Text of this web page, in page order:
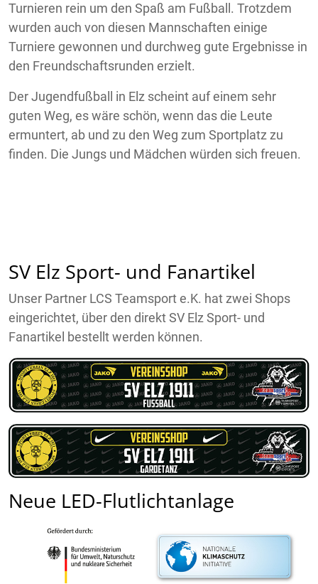
Turnieren rein um den Spaß am Fußball. Trotzdem
wurden auch von diesen Mannschaften einige
Turniere gewonnen und durchweg gute Ergebnisse in
den Freundschaftsrunden erzielt.
Der Jugendfußball in Elz scheint auf einem sehr
guten Weg, es wäre schön, wenn das die Leute
ermuntert, ab und zu den Weg zum Sportplatz zu
finden. Die Jungs und Mädchen würden sich freuen.
SV Elz Sport- und Fanartikel
Unser Partner LCS Teamsport e.K. hat zwei Shops
eingerichtet, über den direkt SV Elz Sport- und
Fanartikel bestellt werden können.
Neue LED-Flutlichtanlage